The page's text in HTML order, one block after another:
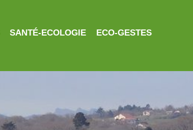
SANTÉ-ECOLOGIE ECO-GESTES